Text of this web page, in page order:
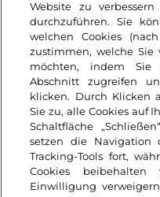
Login
Bleiben wir in Kontakt
Website zu
durchzuführen. Sie
welchen Cookies
zustimmen, welche Sie
möchten, indem Sie
Abschnitt zugreifen
klicken. Durch Klicken
Sie zu, alle Cookies auf
Schaltfläche
setzen die Navigation
Tracking-Tools fort,
Cookies
Einwilligung